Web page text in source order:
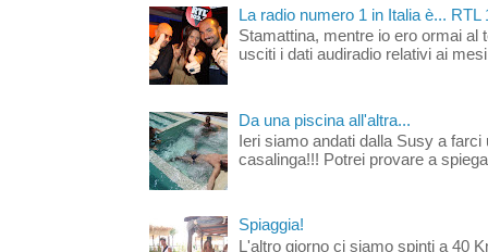
La radio numero 1 in Italia è... RTL
Stamattina, mentre io ero ormai al
usciti i dati audiradio relativi ai
Da una piscina all'altra...
Ieri siamo andati dalla Susy a
casalinga!!! Potrei provare a
Spiaggia!
L'altro giorno ci siamo spinti a 40